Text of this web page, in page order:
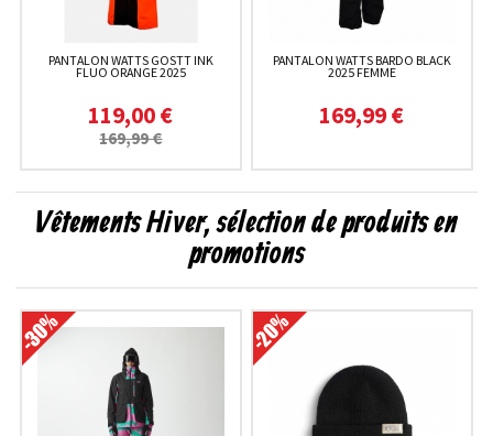
PANTALON WATTS GOSTT INK
FLUO ORANGE 2025
119,00 €
169,99 €
PANTALON WATTS BARDO BLACK
2025 FEMME
169,99 €
Vêtements Hiver, sélection de produits en
promotions